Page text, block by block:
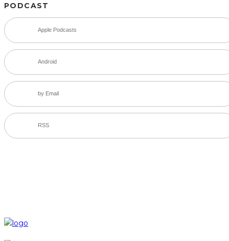
PODCAST
Apple Podcasts
Android
by Email
RSS